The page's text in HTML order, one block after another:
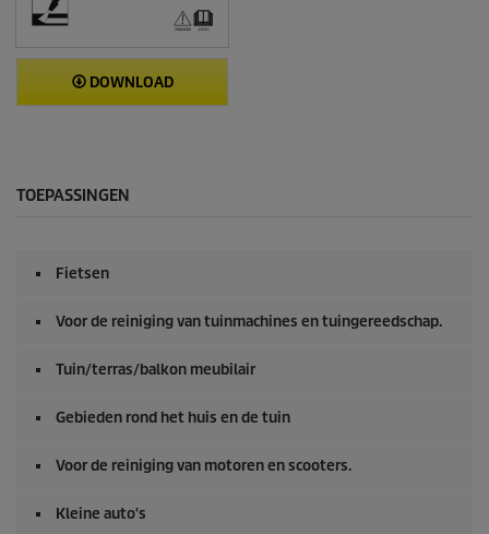
DOWNLOAD
TOEPASSINGEN
Fietsen
Voor de reiniging van tuinmachines en tuingereedschap.
Tuin/terras/balkon meubilair
Gebieden rond het huis en de tuin
Voor de reiniging van motoren en scooters.
Kleine auto's